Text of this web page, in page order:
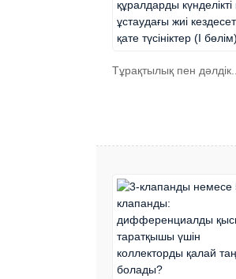
Тұрақтылық пен дәлдік...